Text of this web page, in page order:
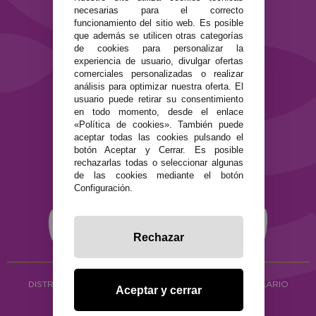
Contacto
SEGURIDAD Y PRIVACIDAD
Términos y condiciones de uso
Política de privacidad
Política de cookies
DISTRIBUCIÓN ALIMENTACIÓN ECOLÓGICA Y HERBOLARIO
necesarias para el correcto
funcionamiento del sitio web. Es posible
que además se utilicen otras categorías
de cookies para personalizar la
experiencia de usuario, divulgar ofertas
comerciales personalizadas o realizar
análisis para optimizar nuestra oferta. El
usuario puede retirar su consentimiento
en todo momento, desde el enlace
«Política de cookies». También puede
aceptar todas las cookies pulsando el
botón Aceptar y Cerrar. Es posible
rechazarlas todas o seleccionar algunas
de las cookies mediante el botón
Configuración.
Rechazar
Aceptar y cerrar